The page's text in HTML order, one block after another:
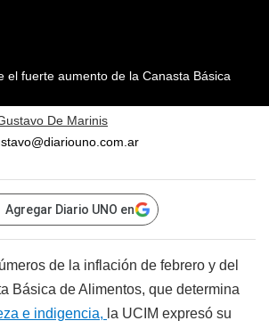
el fuerte aumento de la Canasta Básica
De Marinis
Agregar Diario UNO en
de la inflación de febrero y del
Básica de Alimentos, que determina
e indigencia, la UCIM expresó su